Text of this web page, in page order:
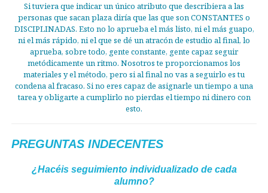
Si tuviera que indicar un único atributo que describiera a las
personas que sacan plaza diría que las que son CONSTANTES o
DISCIPLINADAS. Esto no lo aprueba el más listo, ni el más guapo,
ni el más rápido, ni el que se dé un atracón de estudio al final, lo
aprueba, sobre todo, gente constante, gente capaz seguir
metódicamente un ritmo. Nosotros te proporcionamos los
materiales y el método, pero si al final no vas a seguirlo es tu
condena al fracaso. Si no eres capaz de asignarle un tiempo a una
tarea y obligarte a cumplirlo no pierdas el tiempo ni dinero con
esto.
PREGUNTAS INDECENTES
¿Hacéis seguimiento individualizado de cada
alumno?